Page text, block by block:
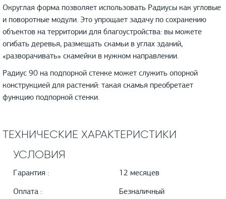
Округлая форма позволяет использовать Радиусы как угловые
и поворотные модули. Это упрощает задачу по сохранению
объектов на территории для благоустройства: вы можете
огибать деревья, размещать скамьи в углах зданий,
«разворачивать» скамейки в нужном направлении.
Радиус 90 на подпорной стенке может служить опорной
конструкцией для растений: такая скамья преобретает
функцию подпорной стенки.
ТЕХНИЧЕСКИЕ ХАРАКТЕРИСТИКИ
УСЛОВИЯ
Гарантия : 12 месяцев
Оплата :
Безналичный